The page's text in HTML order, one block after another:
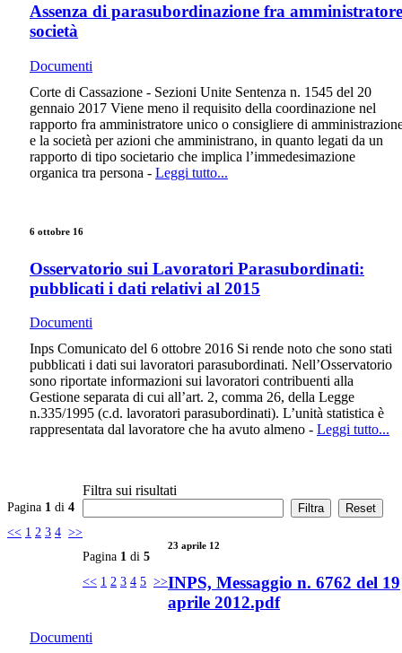
Assenza di parasubordinazione fra amministratore
società
Documenti
Corte di Cassazione - Sezioni Unite Sentenza n. 1545 del 20
gennaio 2017 Viene meno il requisito della coordinazione nel
rapporto fra amministratore unico o consigliere di
e la società per azioni che amministrano, in quanto legati da un
rapporto di tipo societario che implica l’immedesimazione
organica tra persona - Leggi tutto...
6 ottobre 16
Osservatorio sui Lavoratori Parasubordinati:
pubblicati i dati relativi al 2015
Documenti
Inps Comunicato del 6 ottobre 2016 Si rende noto che sono stati
pubblicati i dati sui lavoratori parasubordinati. Nell’Osservatorio
sono riportate informazioni sui lavoratori contribuenti alla
Gestione separata di cui all’art. 2, comma 26, della Legge
n.335/1995 (c.d. lavoratori parasubordinati). L’unità statistica è
rappresentata dal lavoratore che ha avuto almeno - Leggi tutto...
Pagina 1 di 4
<< 1 2 3 4 >>
Filtra sui risultati
Pagina 1 di 5
<< 1 2 3 4 5 >>
23 aprile 12
INPS, Messaggio n. 6762 del 19
aprile 2012.pdf
Documenti